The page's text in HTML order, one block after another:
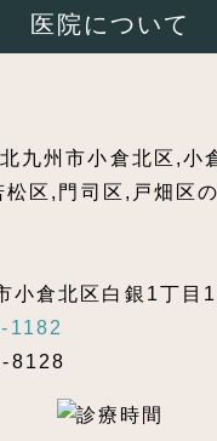
医院について
九州市小倉北区,小
区,門司区,戸畑区
小倉北区白銀1丁目
1182
8128